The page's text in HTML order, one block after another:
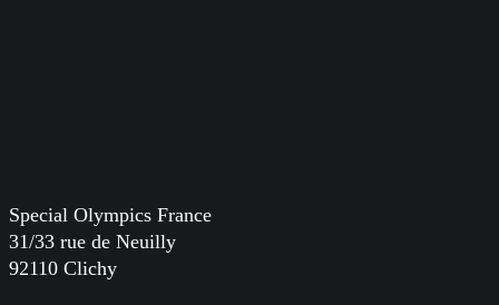
Special Olympics France
31/33 rue de Neuilly
92110 Clichy